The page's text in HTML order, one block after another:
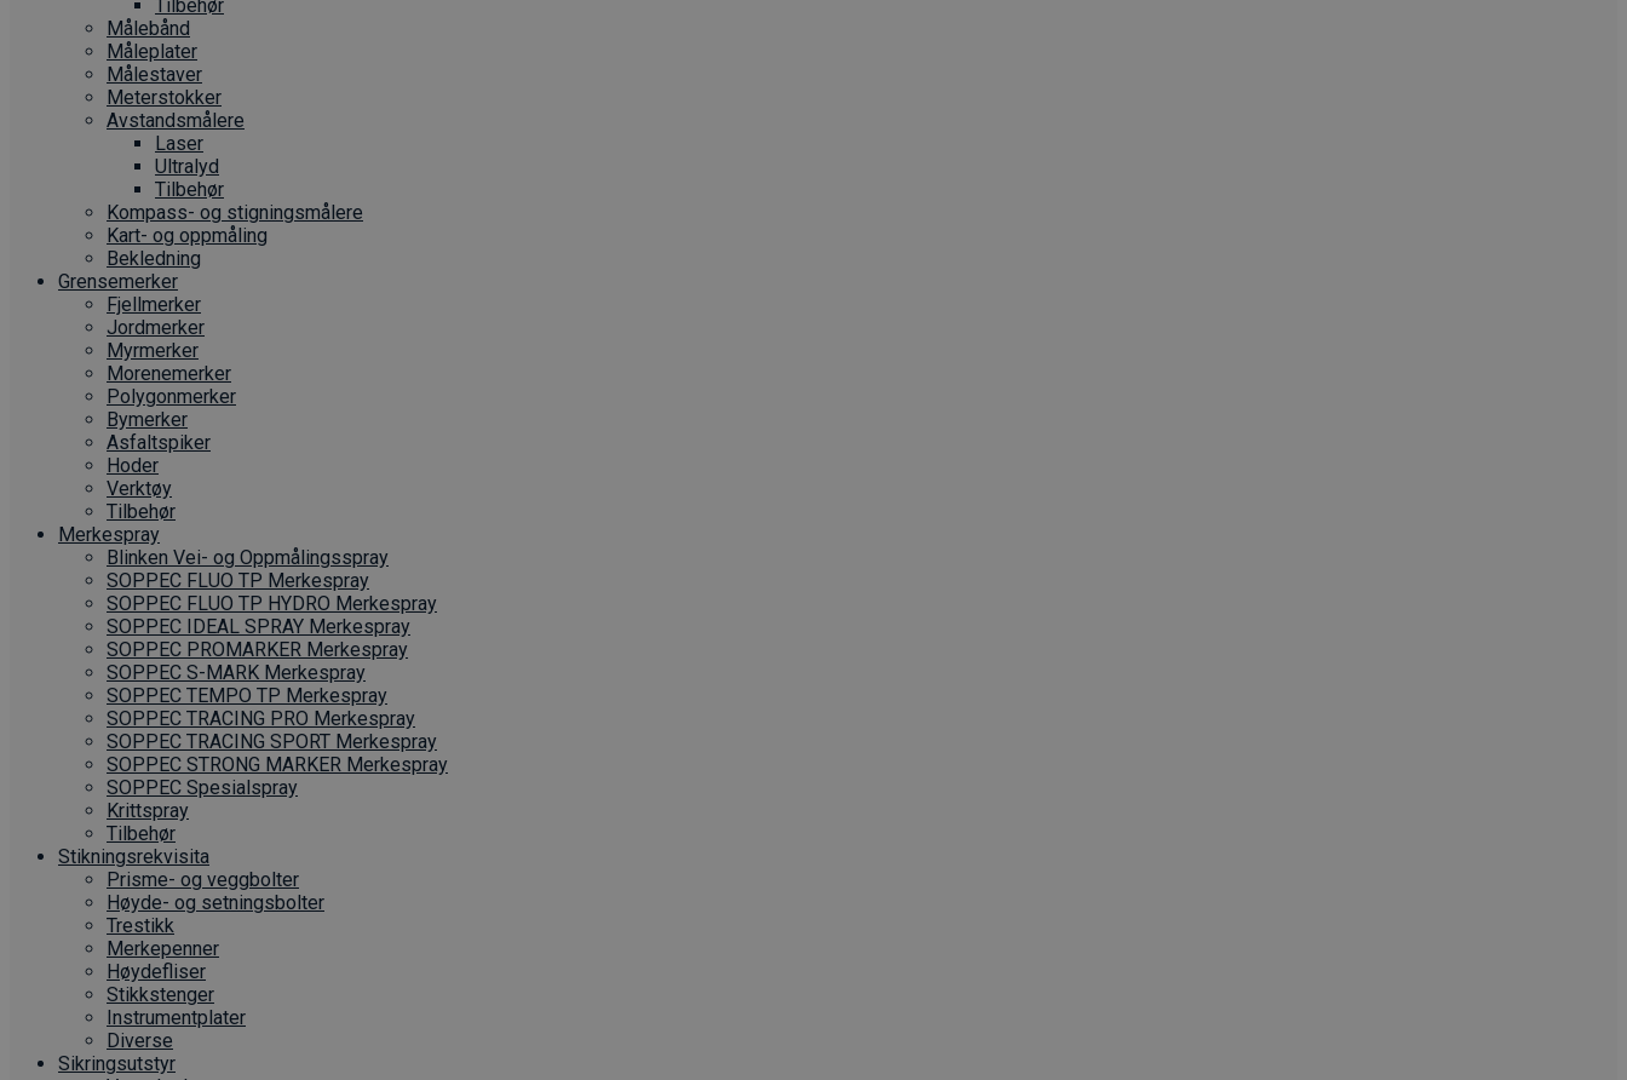
Tilbehør
Målebånd
Måleplater
Målestaver
Meterstokker
Avstandsmålere
Laser
Ultralyd
Tilbehør
Kompass- og stigningsmålere
Kart- og oppmåling
Bekledning
Grense­merker
Fjellmerker
Jordmerker
Myrmerker
Morenemerker
Polygonmerker
Bymerker
Asfaltspiker
Hoder
Verktøy
Tilbehør
Merkespray
Blinken Vei- og Oppmålingsspray
SOPPEC FLUO TP Merkespray
SOPPEC FLUO TP HYDRO Merkespray
SOPPEC IDEAL SPRAY Merkespray
SOPPEC PROMARKER Merkespray
SOPPEC S-MARK Merkespray
SOPPEC TEMPO TP Merkespray
SOPPEC TRACING PRO Merkespray
SOPPEC TRACING SPORT Merkespray
SOPPEC STRONG MARKER Merkespray
SOPPEC Spesialspray
Krittspray
Tilbehør
Stikningsrekvisita
Prisme- og veggbolter
Høyde- og setningsbolter
Trestikk
Merkepenner
Høydefliser
Stikkstenger
Instrumentplater
Diverse
Sikringsutstyr